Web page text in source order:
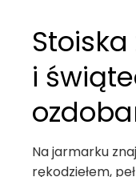
Stoiska
i
Na jarmarku
rękodziełem,